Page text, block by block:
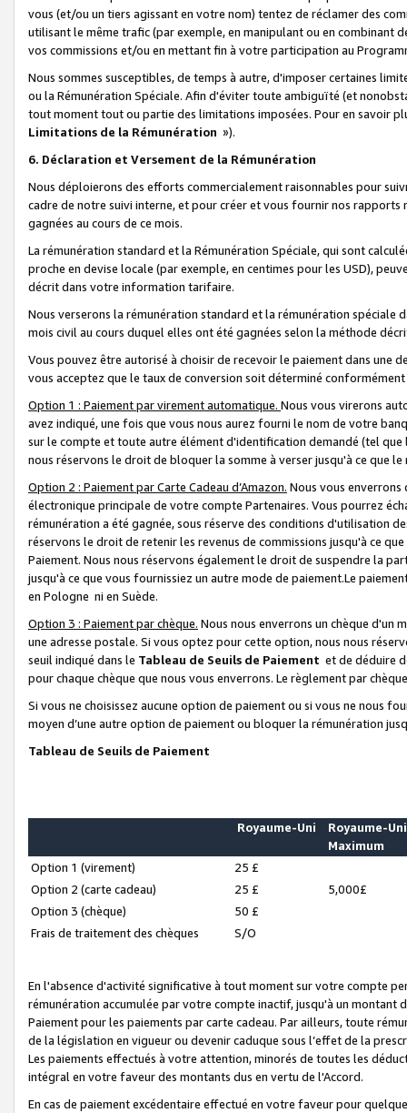
vous (et/ou un tiers agissant en votre nom) tentez de réclamer des
utilisant le même trafic (par exemple, en manipulant ou en combinant
vos commissions et/ou en mettant fin à votre participation au
Nous sommes susceptibles, de temps à autre, d'imposer certaines
ou la Rémunération Spéciale. Afin d'éviter toute ambiguïté (et
tout moment tout ou partie des limitations imposées. Pour en savoir
Limitations de la Rémunération »).
6. Déclaration et Versement de la Rémunération
Nous déploierons des efforts commercialement raisonnables pour
cadre de notre suivi interne, et pour créer et vous fournir nos
gagnées au cours de ce mois.
La rémunération standard et la Rémunération Spéciale, qui sont
proche en devise locale (par exemple, en centimes pour les USD),
décrit dans votre information tarifaire.
Nous verserons la rémunération standard et la rémunération spéciale
mois civil au cours duquel elles ont été gagnées selon la méthode
Vous pouvez être autorisé à choisir de recevoir le paiement dans une
vous acceptez que le taux de conversion soit déterminé
Option 1 : Paiement par virement automatique. Nous vous virerons
avez indiqué, une fois que vous nous aurez fourni le nom de votre
sur le compte et toute autre élément d'identification demandé (tel que
nous réservons le droit de bloquer la somme à verser jusqu'à ce que
Option 2 : Paiement par Carte Cadeau d’Amazon. Nous vous
électronique principale de votre compte Partenaires. Vous pourrez
rémunération a été gagnée, sous réserve des conditions d'utilisation
réservons le droit de retenir les revenus de commissions jusqu'à ce
Paiement. Nous nous réservons également le droit de suspendre la
jusqu'à ce que vous fournissiez un autre mode de paiement.Le
en Pologne ni en Suède.
Option 3 : Paiement par chèque. Nous nous enverrons un chèque d'un
une adresse postale. Si vous optez pour cette option, nous nous
seuil indiqué dans le Tableau de Seuils de Paiement et de déduire
pour chaque chèque que nous vous enverrons. Le règlement par
Si vous ne choisissez aucune option de paiement ou si vous ne nous
moyen d’une autre option de paiement ou bloquer la rémunération
Tableau de Seuils de Paiement
Royaume-Uni
Royaume-Uni
Maximum
Option 1 (virement)
25 £
Option 2 (carte cadeau)
25 £
5,000£
Option 3 (chèque)
50 £
Frais de traitement des chèques
S/O
En l'absence d'activité significative à tout moment sur votre compte
rémunération accumulée par votre compte inactif, jusqu'à un montant
Paiement pour les paiements par carte cadeau. Par ailleurs, toute
de la législation en vigueur ou devenir caduque sous l’effet de la
Les paiements effectués à votre attention, minorés de toutes les
intégral en votre faveur des montants dus en vertu de l'Accord.
En cas de paiement excédentaire effectué en votre faveur pour